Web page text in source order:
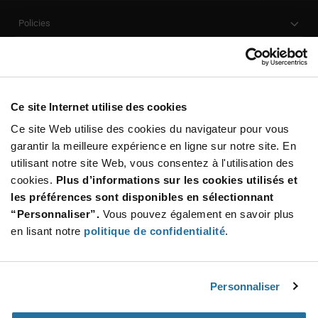
Ce site Internet utilise des cookies
Ce site Web utilise des cookies du navigateur pour vous
garantir la meilleure expérience en ligne sur notre site. En
utilisant notre site Web, vous consentez à l'utilisation des
cookies. Plus d’informations sur les cookies utilisés et
les préférences sont disponibles en sélectionnant
“Personnaliser”. Vous pouvez également en savoir plus
en lisant notre politique de confidentialité.
Personnaliser
Policies
Customer Care
Stay Connected!
SUBSCRIBE TO OUR NEWSLETTER
Be at the Forefront of New Technology Innovations
subscribe
button
SUBSCRIBE